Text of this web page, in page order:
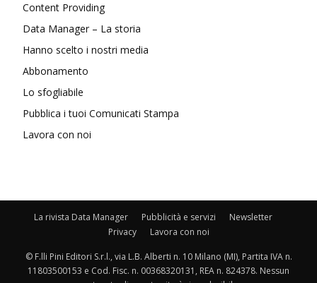
Content Providing
Data Manager – La storia
Hanno scelto i nostri media
Abbonamento
Lo sfogliabile
Pubblica i tuoi Comunicati Stampa
Lavora con noi
La rivista Data Manager Pubblicità e servizi
Newsletter
Privacy
Lavora con noi
© F.lli Pini Editori S.r.l., via L.B. Alberti n. 10 Milano (MI), Partita IVA n.
11803500153 e Cod. Fisc. n. 00368320131, REA n. 824378. Nessun